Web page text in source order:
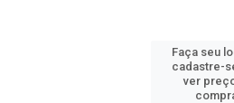
Faça seu
cadastre-
ver